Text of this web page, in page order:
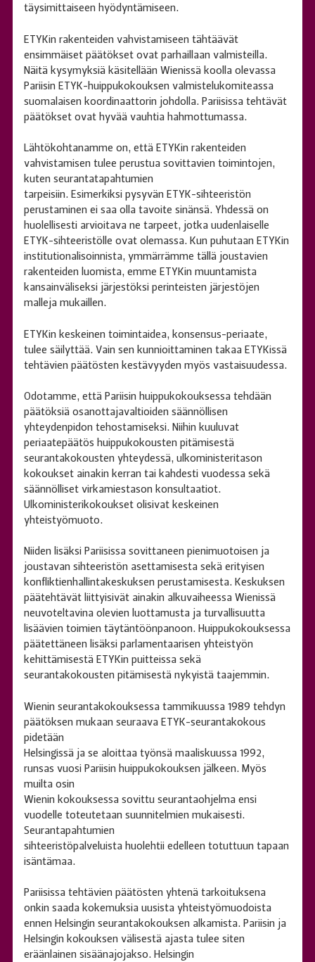
täysimittaiseen hyödyntämiseen.
ETYKin rakenteiden vahvistamiseen tähtäävät
ensimmäiset päätökset ovat parhaillaan valmisteilla.
Näitä kysymyksiä käsitellään Wienissä koolla olevassa
Pariisin ETYK-huippukokouksen valmistelukomiteassa
suomalaisen koordinaattorin johdolla. Pariisissa tehtävät
päätökset ovat hyvää vauhtia hahmottumassa.
Lähtökohtanamme on, että ETYKin rakenteiden
vahvistamisen tulee perustua sovittavien toimintojen,
kuten seurantatapahtumien
tarpeisiin. Esimerkiksi pysyvän ETYK-sihteeristön
perustaminen ei saa olla tavoite sinänsä. Yhdessä on
huolellisesti arvioitava ne tarpeet, jotka uudenlaiselle
ETYK-sihteeristölle ovat olemassa. Kun puhutaan ETYKin
institutionalisoinnista, ymmärrämme tällä joustavien
rakenteiden luomista, emme ETYKin muuntamista
kansainväliseksi järjestöksi perinteisten järjestöjen
malleja mukaillen.
ETYKin keskeinen toimintaidea, konsensus-periaate,
tulee säilyttää. Vain sen kunnioittaminen takaa ETYKissä
tehtävien päätösten kestävyyden myös vastaisuudessa.
Odotamme, että Pariisin huippukokouksessa tehdään
päätöksiä osanottajavaltioiden säännöllisen
yhteydenpidon tehostamiseksi. Niihin kuuluvat
periaatepäätös huippukokousten pitämisestä
seurantakokousten yhteydessä, ulkoministeritason
kokoukset ainakin kerran tai kahdesti vuodessa sekä
säännölliset virkamiestason konsultaatiot.
Ulkoministerikokoukset olisivat keskeinen
yhteistyömuoto.
Niiden lisäksi Pariisissa sovittaneen pienimuotoisen ja
joustavan sihteeristön asettamisesta sekä erityisen
konfliktienhallintakeskuksen perustamisesta. Keskuksen
päätehtävät liittyisivät ainakin alkuvaiheessa Wienissä
neuvoteltavina olevien luottamusta ja turvallisuutta
lisäävien toimien täytäntöönpanoon. Huippukokouksessa
päätettäneen lisäksi parlamentaarisen yhteistyön
kehittämisestä ETYKin puitteissa sekä
seurantakokousten pitämisestä nykyistä taajemmin.
Wienin seurantakokouksessa tammikuussa 1989 tehdyn
päätöksen mukaan seuraava ETYK-seurantakokous
pidetään
Helsingissä ja se aloittaa työnsä maaliskuussa 1992,
runsas vuosi Pariisin huippukokouksen jälkeen. Myös
muilta osin
Wienin kokouksessa sovittu seurantaohjelma ensi
vuodelle toteutetaan suunnitelmien mukaisesti.
Seurantapahtumien
sihteeristöpalveluista huolehtii edelleen totuttuun tapaan
isäntämaa.
Pariisissa tehtävien päätösten yhtenä tarkoituksena
onkin saada kokemuksia uusista yhteistyömuodoista
ennen Helsingin seurantakokouksen alkamista. Pariisin ja
Helsingin kokouksen välisestä ajasta tulee siten
eräänlainen sisäänajojakso. Helsingin